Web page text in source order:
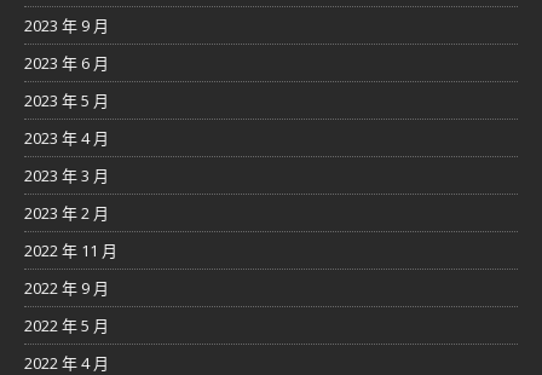
2023 年 9 月
2023 年 6 月
2023 年 5 月
2023 年 4 月
2023 年 3 月
2023 年 2 月
2022 年 11 月
2022 年 9 月
2022 年 5 月
2022 年 4 月